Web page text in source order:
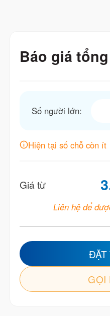
Báo giá
Số người lớn:
Hiện tại số chỗ còn ít
Giá từ
Liên hệ để
ĐẶT
GỌI